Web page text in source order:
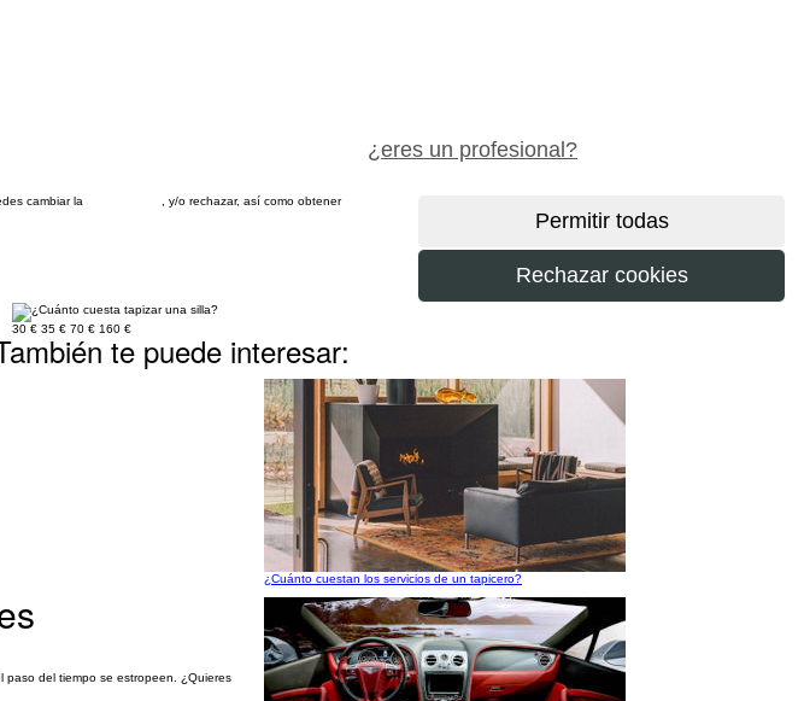
¿eres un profesional?
cambiar la
, y/o rechazar, así como obtener
30 € 35 € 70 € 160 €
paso del tiempo se estropeen. ¿Quieres
te puede interesar:
¿Cuánto cuestan los servicios de un tapicero?